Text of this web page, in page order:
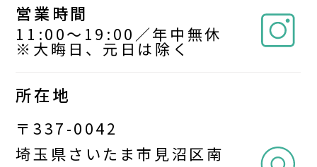
営業時間
11:00～19:00／年中無休
※大晦日、元日は除く
所在地
〒337-0042
埼玉県さいたま市見沼区南